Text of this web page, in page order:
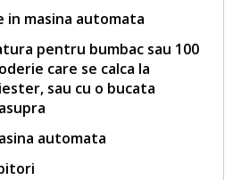
in masina automata
pentru bumbac sau 100
care se calca la
sau cu o bucata
automata